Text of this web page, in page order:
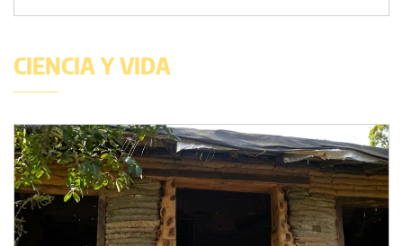
CIENCIA Y VIDA